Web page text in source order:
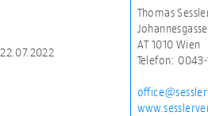
22.07.2022
Thomas
AT 1010 Wien
Telefon: